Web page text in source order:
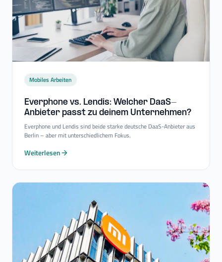
Mobiles Arbeiten
Everphone vs. Lendis: Welcher DaaS-​
Anbieter passt zu deinem Unternehmen?
Everphone und Lendis sind beide starke deutsche DaaS-Anbieter aus
Berlin – aber mit unterschiedlichem Fokus.
Weiterlesen